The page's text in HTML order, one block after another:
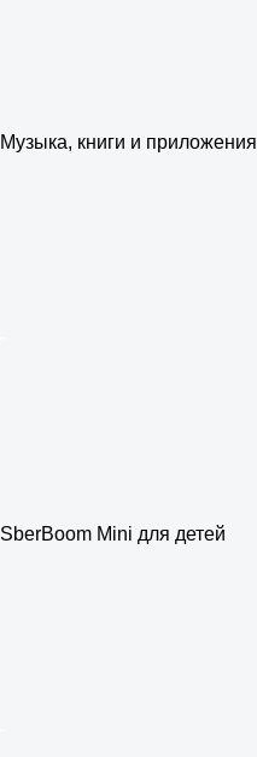
Музыка, книги и приложения
SberBoom Mini для детей